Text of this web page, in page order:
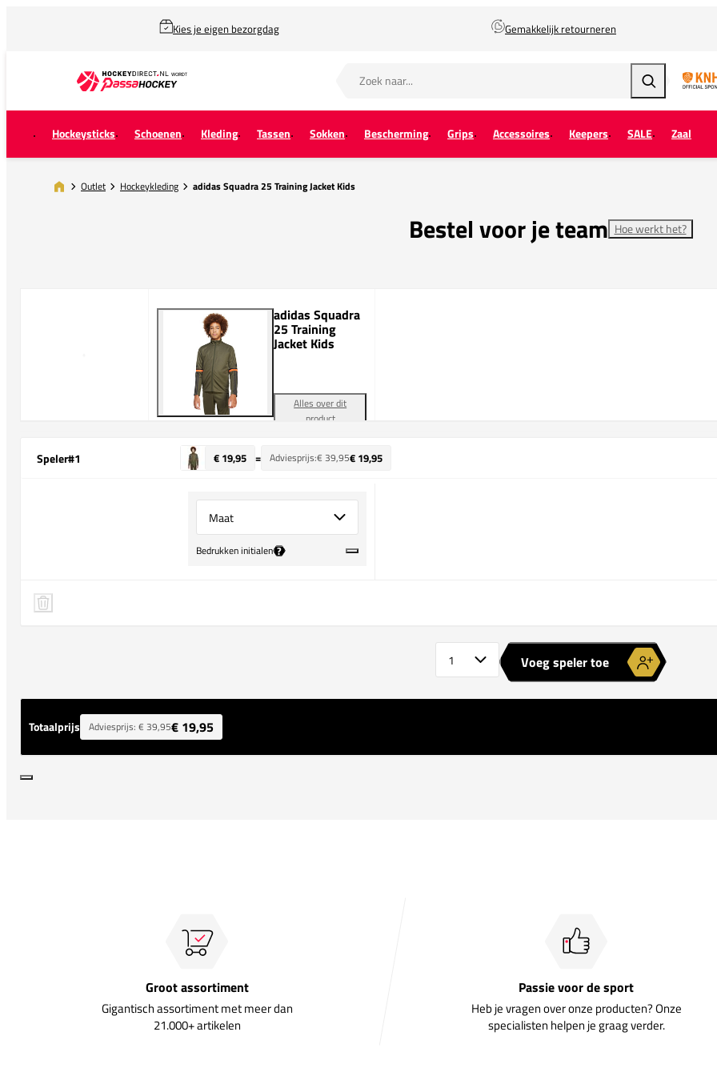
Kies je eigen bezorgdag Gemakkelijk retourneren
Zoeken
Hockeysticks Schoenen Kleding Tassen Sokken Bescherming Grips Accessoires Keepers SALE Zaal
Outlet Hockeykleding adidas Squadra 25 Training Jacket Kids
Bestel voor je team Hoe werkt het?
adidas Squadra
25 Training
Jacket Kids
Alles over dit
product
Speler#1 € 19,95 = Adviesprijs:€ 39,95€ 19,95
Bedrukken initialen ?
Speler 1 verwijderen
Aantal spelers
Voeg speler toe
Totaalprijs Adviesprijs: € 39,95€ 19,95
Groot assortiment
Gigantisch assortiment met meer dan
21.000+ artikelen
Passie voor de sport
Heb je vragen over onze producten? Onze
specialisten helpen je graag verder.